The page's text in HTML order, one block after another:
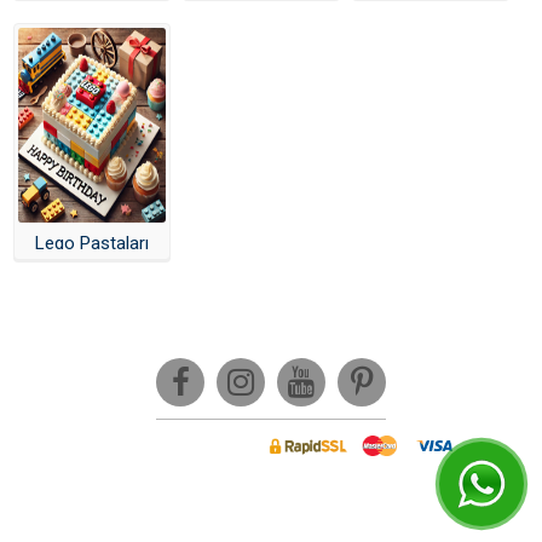
Yazılı Pasta
Pijamaskeliler Pasta
Paw Patrol Pasta
Star Wars Pasta
Çok Şeker Pasta
Big Boss Pasta
Toca Life World Pasta
Hello Kitty Pasta
Baby Shark Pasta
Zeka
Lego Pastaları